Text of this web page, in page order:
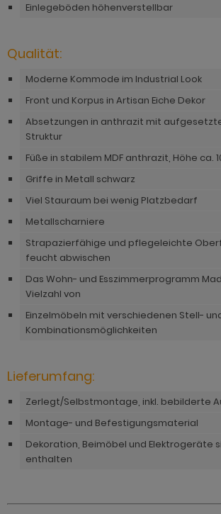
Einlegeböden höhenverstellbar
Qualität:
Moderne Kommode im Industrial Look
Front und Korpus in Artisan Eiche Dekor
Absetzungen in anthrazit mit
Struktur
Füße in stabilem MDF anthrazit, Höhe ca.
Griffe in Metall schwarz
Viel Stauraum bei wenig Platzbedarf
Metallscharniere
Strapazierfähige und pflegeleichte
feucht abwischen
Das Wohn- und Esszimmerprogramm
Vielzahl von
Einzelmöbeln mit verschiedenen Stell-
Kombinationsmöglichkeiten
Lieferumfang:
Zerlegt/Selbstmontage, inkl. bebilderte
Montage- und Befestigungsmaterial
Dekoration, Beimöbel und Elektrogeräte
enthalten
Niran
Norwich
Onawa grün
Onawa weiß
Option Kaschmir
Piano
Ribera
Rideau
Rivian
Ronson
Sena
Sentra
Starlet
Norwich
Ocean
Palamos
Paterno
Piano
Plate
Prime
Rideau
Rivian
Ronin Eiche
Ronin Esche
Ronson
Rooky weiß